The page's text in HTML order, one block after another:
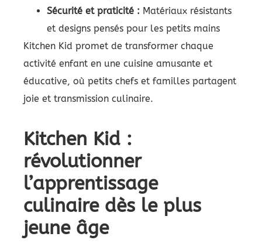
Sécurité et praticité : Matériaux résistants
et designs pensés pour les petits mains
Kitchen Kid promet de transformer chaque
activité enfant en une cuisine amusante et
éducative, où petits chefs et familles partagent
joie et transmission culinaire.
Kitchen Kid :
révolutionner
l’apprentissage
culinaire dès le plus
jeune âge